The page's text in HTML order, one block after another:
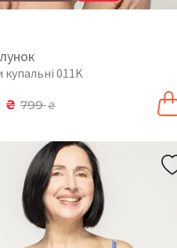
купальні 011K
₴ 799₴